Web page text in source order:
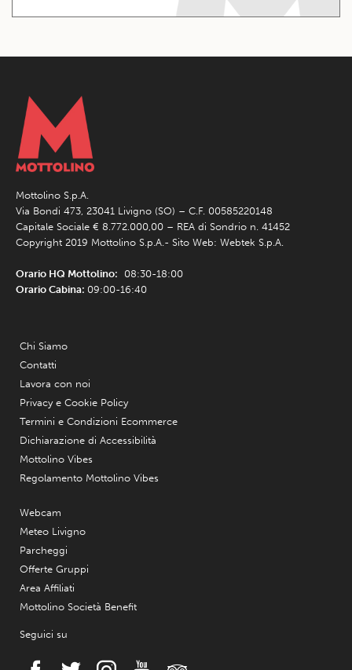
Mottolino S.p.A.
Via Bondi 473, 23041 Livigno (SO) – C.F. 00585220148
Capitale Sociale € 8.772.000,00 – REA di Sondrio n. 41452
Copyright 2019 Mottolino S.p.A.- Sito Web: Webtek S.p.A.
Orario HQ Mottolino: 08:30-18:00
Orario Cabina: 09:00-16:40
Chi Siamo
Contatti
Lavora con noi
Privacy e Cookie Policy
Termini e Condizioni Ecommerce
Dichiarazione di Accessibilità
Mottolino Vibes
Regolamento Mottolino Vibes
Webcam
Meteo Livigno
Parcheggi
Offerte Gruppi
Area Affiliati
Mottolino Società Benefit
Seguici su